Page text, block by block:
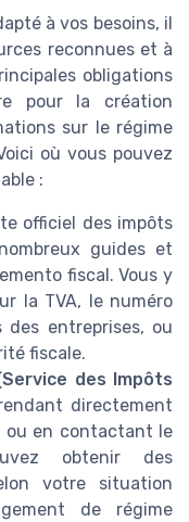
à vos besoins, il
reconnues et à
obligations
pour la création
sur le régime
où vous pouvez
:
officiel des impôts
guides et
fiscal. Vous y
la TVA, le numéro
des entreprises, ou
fiscale.
des Impôts
directement
ou en contactant le
obtenir des
votre situation
de régime